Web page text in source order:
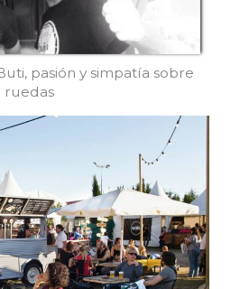
pasión y simpatía sobre
ruedas